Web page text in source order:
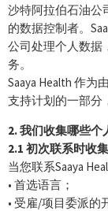
沙特阿拉伯石油公
的数据控制者。
公司处理个人数据
务。
Saaya Health 作
支持计划的一部分
2. 我们收集哪些个
2.1 初次联系时收
当您联系Saaya
• 首选语言；
• 受雇/项目委派的